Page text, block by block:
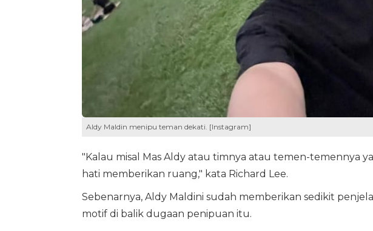
Aldy Maldin menipu teman dekati. [Instagram]
"Kalau misal Mas Aldy atau timnya atau temen-temennya
hati memberikan ruang," kata Richard Lee.
Sebenarnya, Aldy Maldini sudah memberikan sedikit
motif di balik dugaan penipuan itu.